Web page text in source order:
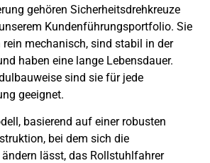
gehören Sicherheitsdrehkreuze
Kundenführungsportfolio. Sie
mechanisch, sind stabil in der
haben eine lange Lebensdauer.
sind sie für jede
geeignet.
basierend auf einer robusten
bei dem sich die
lässt, das Rollstuhlfahrer